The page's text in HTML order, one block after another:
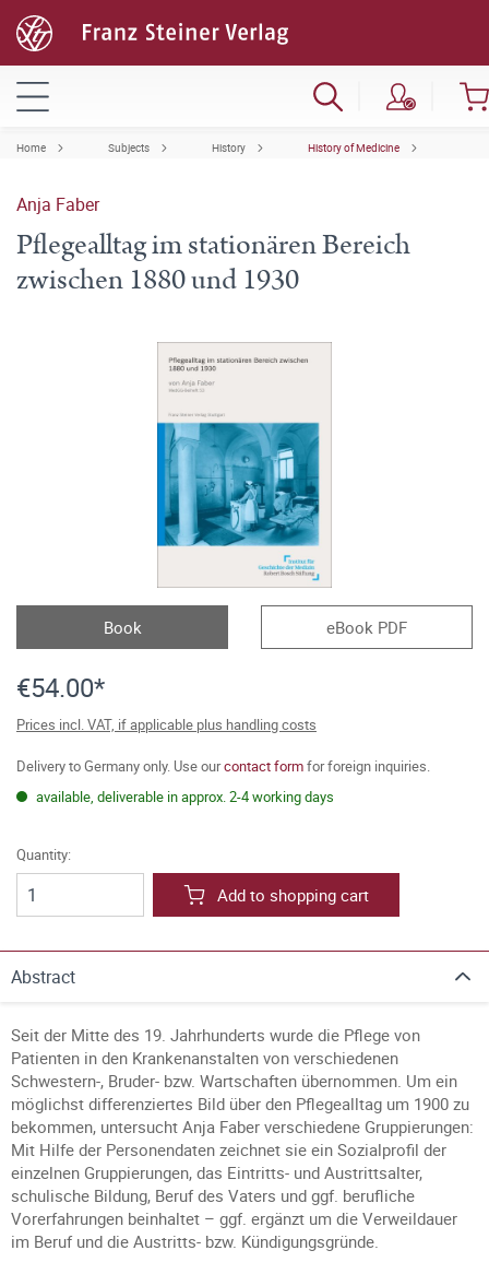
Home Subjects History History of Medicine
Anja Faber
Pflegealltag im stationären Bereich
zwischen 1880 und 1930
Book eBook PDF
€54.00*
Prices incl. VAT, if applicable plus handling costs
Delivery to Germany only. Use ourcontact formfor foreign inquiries.
available, deliverable in approx. 2-4 working days
Quantity:
Add to shopping cart
Abstract
Seit der Mitte des 19. Jahrhunderts wurde die Pflege von
Patienten in den Krankenanstalten von verschiedenen
Schwestern-, Bruder- bzw. Wartschaften übernommen. Um ein
möglichst differenziertes Bild über den Pflegealltag um 1900 zu
bekommen, untersucht Anja Faber verschiedene Gruppierungen:
Mit Hilfe der Personendaten zeichnet sie ein Sozialprofil der
einzelnen Gruppierungen, das Eintritts- und Austrittsalter,
schulische Bildung, Beruf des Vaters und ggf. berufliche
Vorerfahrungen beinhaltet – ggf. ergänzt um die Verweildauer
im Beruf und die Austritts- bzw. Kündigungsgründe.